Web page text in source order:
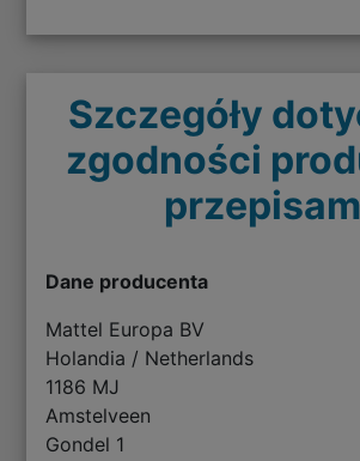
Szczegóły
zgodności
Dane producenta
Mattel Europa BV
Holandia / Netherlands
1186 MJ
Amstelveen
Gondel 1